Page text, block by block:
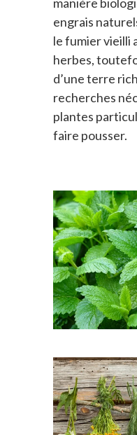
engrais
le fumier vieilli
herbes,
d’une terre
recherches
plantes
faire pousser.